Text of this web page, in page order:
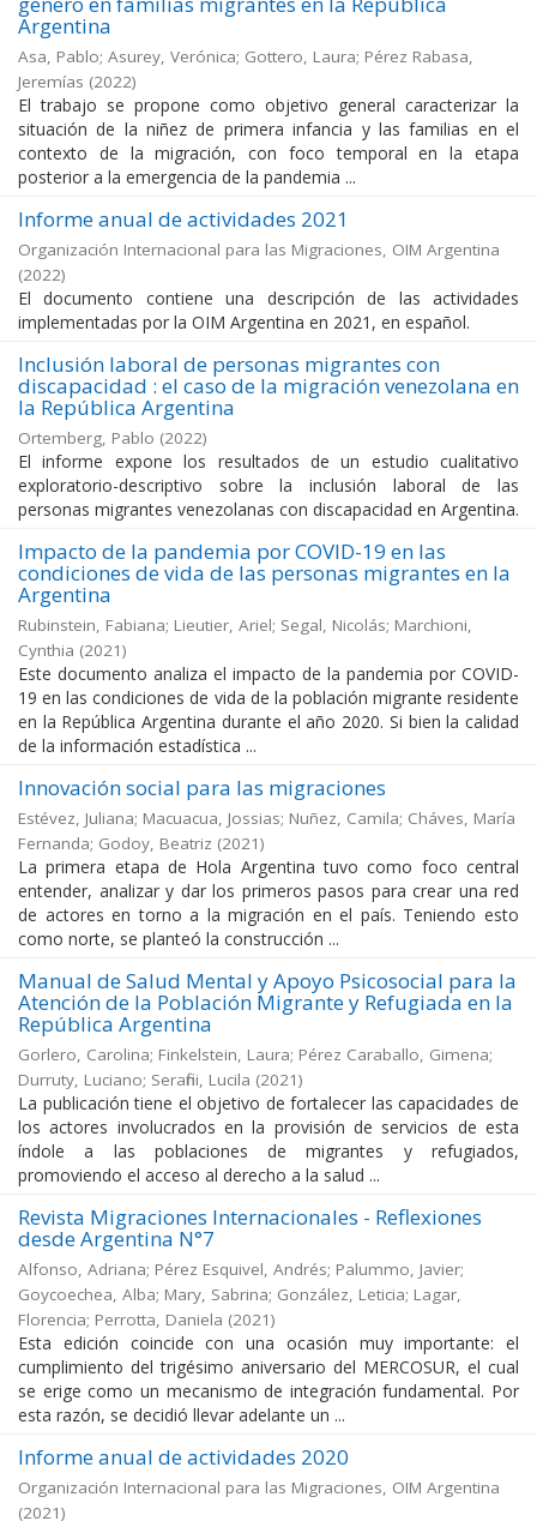
Argentina
Asa, Pablo; Asurey, Verónica; Gottero, Laura; Pérez Rabasa,
Jeremías (2022)
El trabajo se propone como objetivo general caracterizar la
situación de la niñez de primera infancia y las familias en el
contexto de la migración, con foco temporal en la etapa
posterior a la emergencia de la pandemia ...
Informe anual de actividades 2021
Organización Internacional para las Migraciones, OIM Argentina
(2022)
El documento contiene una descripción de las actividades
implementadas por la OIM Argentina en 2021, en español.
Inclusión laboral de personas migrantes con
discapacidad : el caso de la migración venezolana en
la República Argentina
Ortemberg, Pablo (2022)
El informe expone los resultados de un estudio cualitativo
exploratorio-descriptivo sobre la inclusión laboral de las
personas migrantes venezolanas con discapacidad en Argentina.
Impacto de la pandemia por COVID-19 en las
condiciones de vida de las personas migrantes en la
Argentina
Rubinstein, Fabiana; Lieutier, Ariel; Segal, Nicolás; Marchioni,
Cynthia (2021)
Este documento analiza el impacto de la pandemia por COVID-
19 en las condiciones de vida de la población migrante residente
en la República Argentina durante el año 2020. Si bien la calidad
de la información estadística ...
Innovación social para las migraciones
Estévez, Juliana; Macuacua, Jossias; Nuñez, Camila; Cháves, María
Fernanda; Godoy, Beatriz (2021)
La primera etapa de Hola Argentina tuvo como foco central
entender, analizar y dar los primeros pasos para crear una red
de actores en torno a la migración en el país. Teniendo esto
como norte, se planteó la construcción ...
Manual de Salud Mental y Apoyo Psicosocial para la
Atención de la Población Migrante y Refugiada en la
República Argentina
Gorlero, Carolina; Finkelstein, Laura; Pérez Caraballo, Gimena;
Durruty, Luciano; Serafini, Lucila (2021)
La publicación tiene el objetivo de fortalecer las capacidades de
los actores involucrados en la provisión de servicios de esta
índole a las poblaciones de migrantes y refugiados,
promoviendo el acceso al derecho a la salud ...
Revista Migraciones Internacionales - Reflexiones
desde Argentina N°7
Alfonso, Adriana; Pérez Esquivel, Andrés; Palummo, Javier;
Goycoechea, Alba; Mary, Sabrina; González, Leticia; Lagar,
Florencia; Perrotta, Daniela (2021)
Esta edición coincide con una ocasión muy importante: el
cumplimiento del trigésimo aniversario del MERCOSUR, el cual
se erige como un mecanismo de integración fundamental. Por
esta razón, se decidió llevar adelante un ...
Informe anual de actividades 2020
Organización Internacional para las Migraciones, OIM Argentina
(2021)